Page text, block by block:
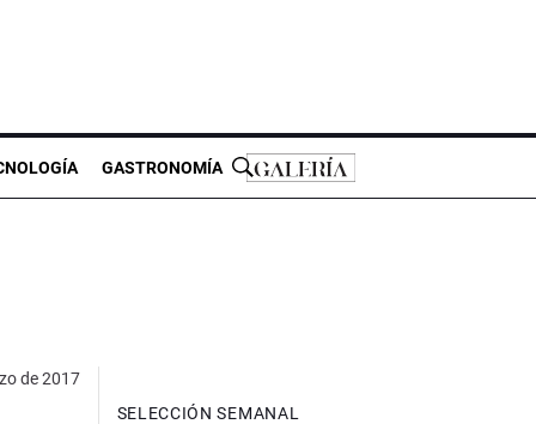
GASTRONOMÍA
de 2017
SELECCIÓN SEMANAL